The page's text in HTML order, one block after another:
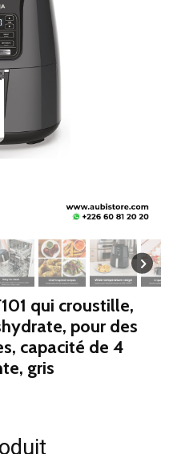
qui croustille,
pour des
capacité de 4
gris